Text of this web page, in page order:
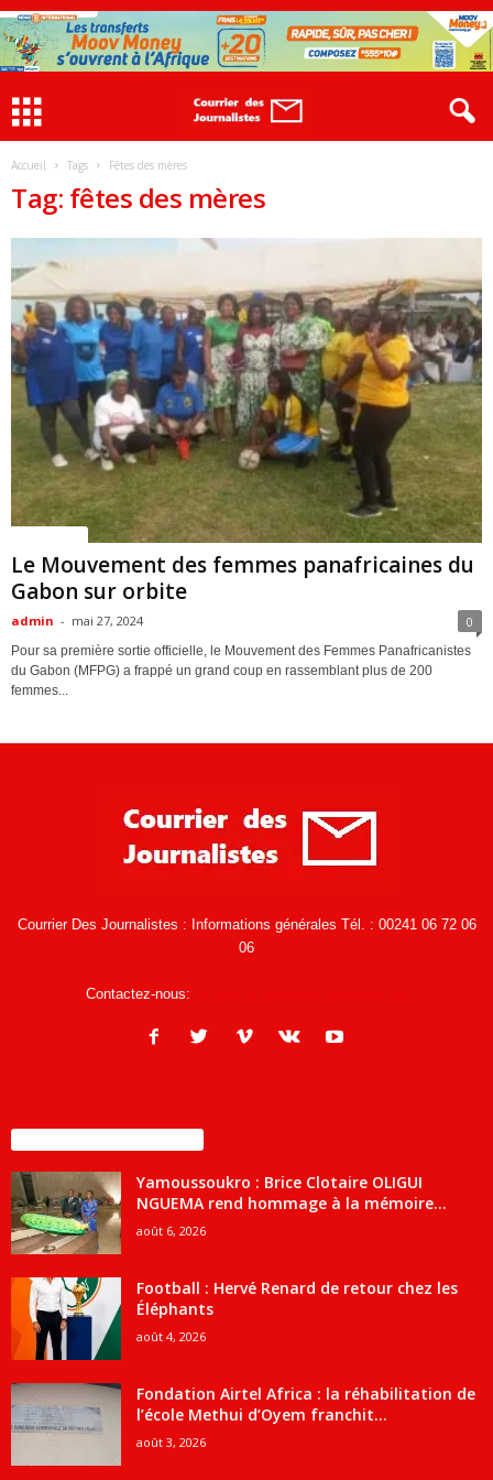
Accueil Tags Fêtes des mères
Tag: fêtes des mères
Le Mouvement des femmes panafricaines du
Gabon sur orbite
admin - mai 27, 2024 0
Pour sa première sortie officielle, le Mouvement des Femmes Panafricanistes
du Gabon (MFPG) a frappé un grand coup en rassemblant plus de 200
femmes...
Courrier Des Journalistes : Informations générales Tél. : 00241 06 72 06
06
Contactez-nous:
Yamoussoukro : Brice Clotaire OLIGUI
NGUEMA rend hommage à la mémoire...
août 6, 2026
Football : Hervé Renard de retour chez les
Éléphants
août 4, 2026
Fondation Airtel Africa : la réhabilitation de
l’école Methui d’Oyem franchit...
août 3, 2026